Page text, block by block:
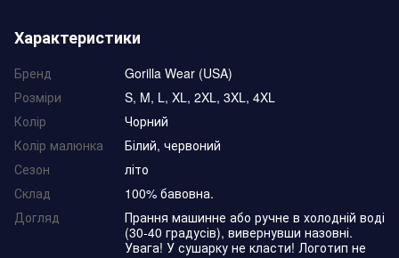
Характеристики
Бренд
Gorilla Wear (USA)
Розміри
S, M, L, XL, 2XL, 3XL, 4XL
Колір
Чорний
Колір малюнка
Білий, червоний
Сезон
літо
Склад
100% бавовна.
Догляд
Прання машинне або ручне в холодній воді
(30-40 градусів), вивернувши назовні.
Увага! У сушарку не класти! Логотип не